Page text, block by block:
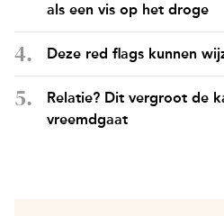
als een vis op het droge
Deze red flags kunnen
Relatie? Dit vergroot de
vreemdgaat